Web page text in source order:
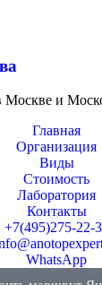
Москве и
Главная
Организация
Виды
Стоимость
Лаборатория
Контакты
+7(495)275-22-
WhatsApp